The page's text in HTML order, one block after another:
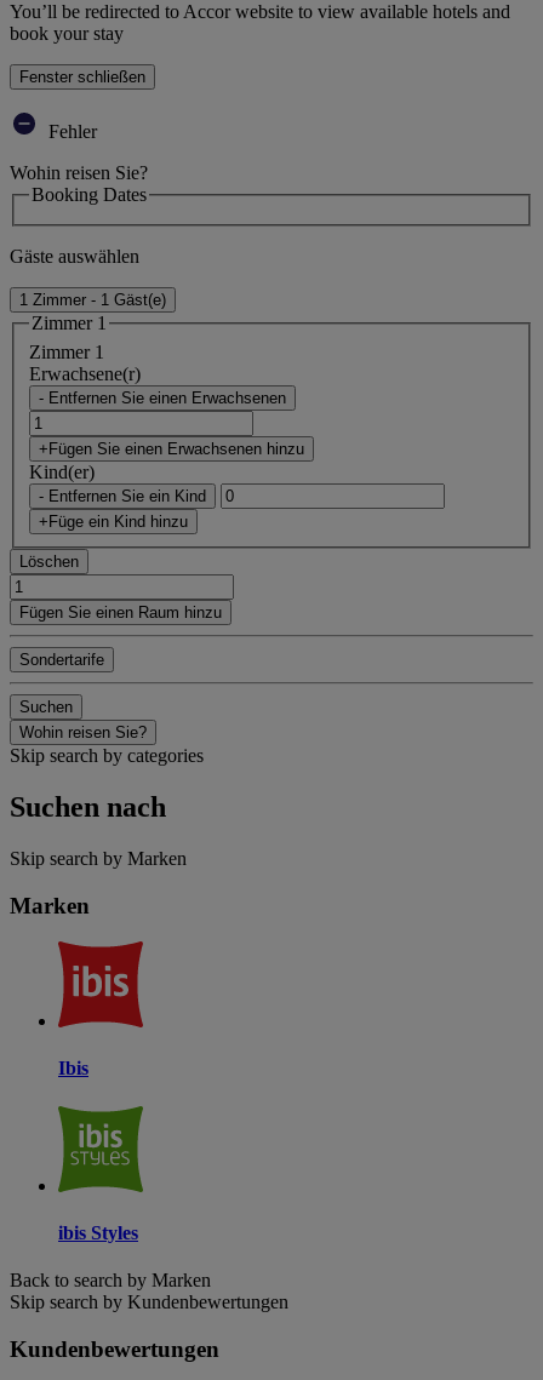
You’ll be redirected to Accor website to view available hotels and
book your stay
Fenster schließen
Fehler
Wohin reisen Sie?
Booking Dates
Gäste auswählen
1 Zimmer - 1 Gäst(e)
Zimmer 1
Zimmer 1
Erwachsene(r)
- Entfernen Sie einen Erwachsenen
+Fügen Sie einen Erwachsenen hinzu
Kind(er)
- Entfernen Sie ein Kind
+Füge ein Kind hinzu
Löschen
Fügen Sie einen Raum hinzu
Sondertarife
Suchen
Wohin reisen Sie?
Skip search by categories
Suchen nach
Skip search by Marken
Marken
Ibis
ibis Styles
Back to search by Marken
Skip search by Kundenbewertungen
Kundenbewertungen